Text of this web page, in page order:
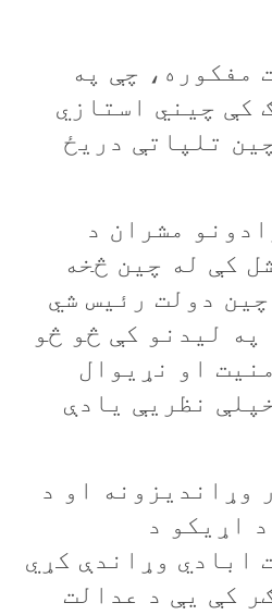
مفکوره، چې په
کې چيني استازي
تلپاتې دريځ
مشران د
کې له چين څخه
دولت رئيس شي
ليدنو کې څو څو
او نړيوال
نظريې يادې
وړانديزونه او د
اړيکو د
ابادي وړاندې کړي
کې يې د عدالت